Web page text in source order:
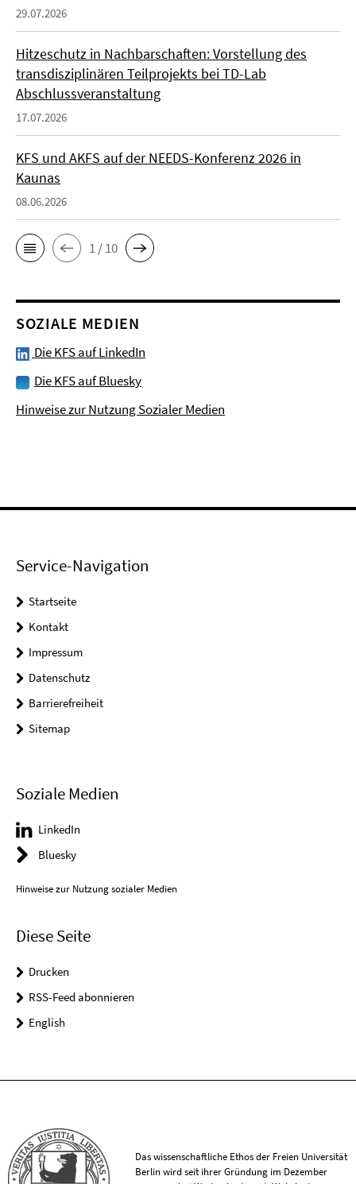
29.07.2026
Hitzeschutz in Nachbarschaften: Vorstellung des
transdisziplinären Teilprojekts bei TD-Lab
Abschlussveranstaltung
17.07.2026
KFS und AKFS auf der NEEDS-Konferenz 2026 in
Kaunas
08.06.2026
1 / 10
SOZIALE MEDIEN
Die KFS auf LinkedIn
Die KFS auf Bluesky
Hinweise zur Nutzung Sozialer Medien
Service-Navigation
Startseite
Kontakt
Impressum
Datenschutz
Barrierefreiheit
Sitemap
Soziale Medien
LinkedIn
Bluesky
Hinweise zur Nutzung sozialer Medien
Diese Seite
Drucken
RSS-Feed abonnieren
English
Das wissenschaftliche Ethos der Freien Universität
Berlin wird seit ihrer Gründung im Dezember